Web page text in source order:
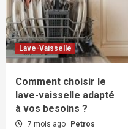
Lave-Vaisselle
Comment choisir le
lave-vaisselle adapté
à vos besoins ?
7 mois ago
Petros